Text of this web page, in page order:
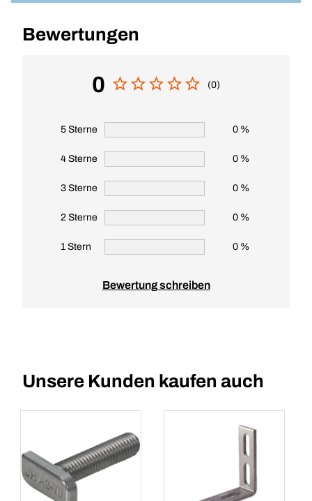
Bewertungen
0 (0)
5 Sterne 0 %
4 Sterne 0 %
3 Sterne 0 %
2 Sterne 0 %
1 Stern 0 %
Bewertung schreiben
Unsere Kunden kaufen auch